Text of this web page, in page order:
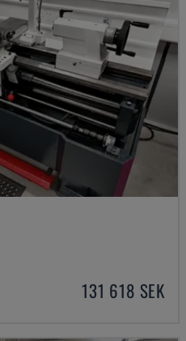
131 618 SEK